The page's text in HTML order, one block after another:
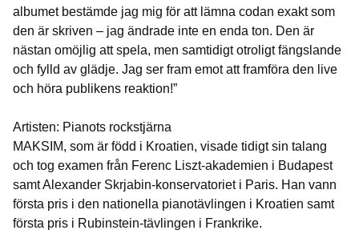
albumet bestämde jag mig för att lämna codan exakt som
den är skriven – jag ändrade inte en enda ton. Den är
nästan omöjlig att spela, men samtidigt otroligt fängslande
och fylld av glädje. Jag ser fram emot att framföra den live
och höra publikens reaktion!”
Artisten: Pianots rockstjärna
MAKSIM, som är född i Kroatien, visade tidigt sin talang
och tog examen från Ferenc Liszt-akademien i Budapest
samt Alexander Skrjabin-konservatoriet i Paris. Han vann
första pris i den nationella pianotävlingen i Kroatien samt
första pris i Rubinstein-tävlingen i Frankrike.